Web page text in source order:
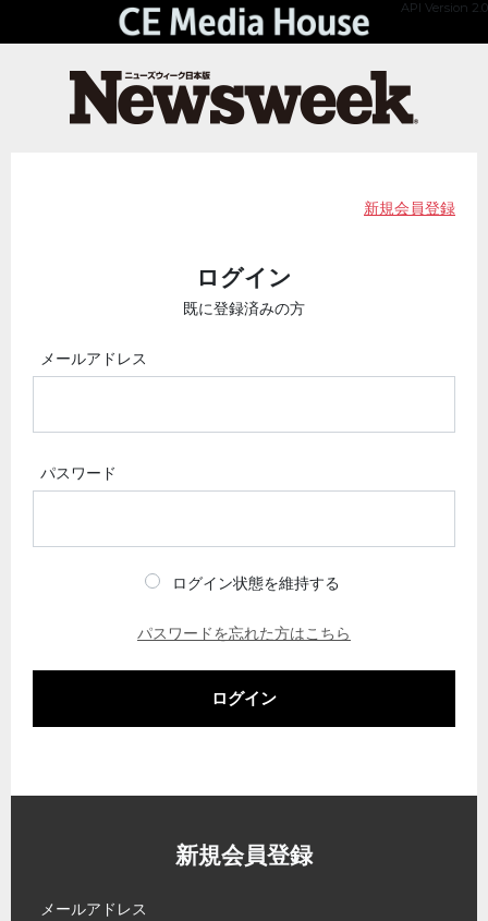
API Version 2.0
新規会員登録
ログイン
既に登録済みの方
メールアドレス
パスワード
ログイン状態を維持する
パスワードを忘れた方はこちら
ログイン
新規会員登録
メールアドレス